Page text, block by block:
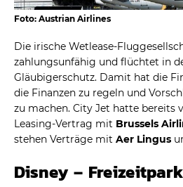
Foto: Austrian Airlines
Die irische Wetlease-
zahlungsunfähig und flüchtet in
Gläubigerschutz. Damit hat die
die Finanzen zu regeln und
zu machen. City Jet hatte bereits
Leasing-Vertrag mit Brussels
stehen Verträge mit Aer Lingus
Disney –